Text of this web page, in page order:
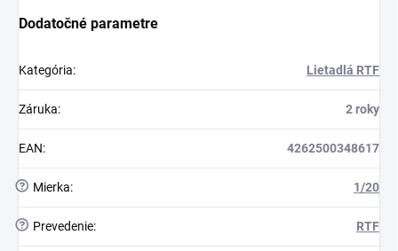
Dodatočné parametre
Kategória: Lietadlá RTF
Záruka: 2 roky
EAN: 4262500348617
? Mierka: 1/20
? Prevedenie: RTF